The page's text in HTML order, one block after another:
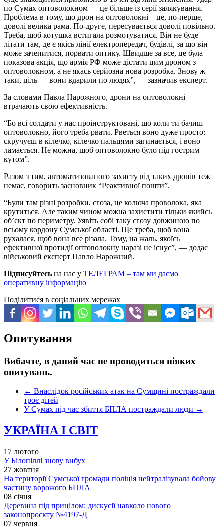
по Сумах оптоволокном — це більше із серії залякування.
Проблема в тому, що дрон на оптоволокні – це, по-перше,
доволі велика рама. По-друге, пересувається доволі повільно.
Треба, щоб котушка встигала розмотуватися. Він не буде
літати там, де є якісь лінії електропередач, будівлі, за що він
може зачепитися, порвати оптику. Швидше за все, це була
показова акція, що армія РФ може дістати цим дроном з
оптоволокном, а не якась серйозна нова розробка. Знову ж
таки, ціль — вони вдарили по людях”, — зазначив експерт.
За словами Павла Нарожного, дрони на оптоволокні
втрачають свою ефективність.
“Бо всі солдати у нас проінструктовані, що коли ти бачиш
оптоволокно, його треба рвати. Рветься воно дуже просто:
скручуєш в кілечко, кілечко пальцями загинається, і воно
ламається. Не можна, щоб оптоволокно було під гострим
кутом”.
Разом з тим, автоматизованого захисту від таких дронів теж
немає, говорить засновник “Реактивної пошти”.
“Були там різні розробки, єгоза, це колюча проволока, яка
крутиться. Але таким чином можна захистити тільки якийсь
об’єкт по периметру. Уявіть собі таку єгозу довжиною по
всьому кордону Сумської області. Ще треба, щоб вона
рухалася, щоб вона все різала. Тому, на жаль, якоїсь
ефективної протидії оптоволокну наразі не існує”, — додає
військовий експерт Павло Нарожний.
Підписуйтесь на нас у ТЕЛЕГРАМ – там ми даємо
оперативну інформацію
Поділитися в соціальних мережах
Опитування
Вибачте, в даний час не проводиться ніяких
опитувань.
← Внаслідок російських атак на Сумщині постраждали
троє дітей
У Сумах під час збиття БПЛА постраждали люди →
УКРАЇНА І СВІТ
17 лютого
У Білопіллі знову вибух
27 жовтня
На території Сумської громади поліція нейтралізувала бойову
частину ворожого БПЛА
08 січня
Деревина під прицілом: дискусії навколо нового
законопроєкту №4197-Д
07 червня